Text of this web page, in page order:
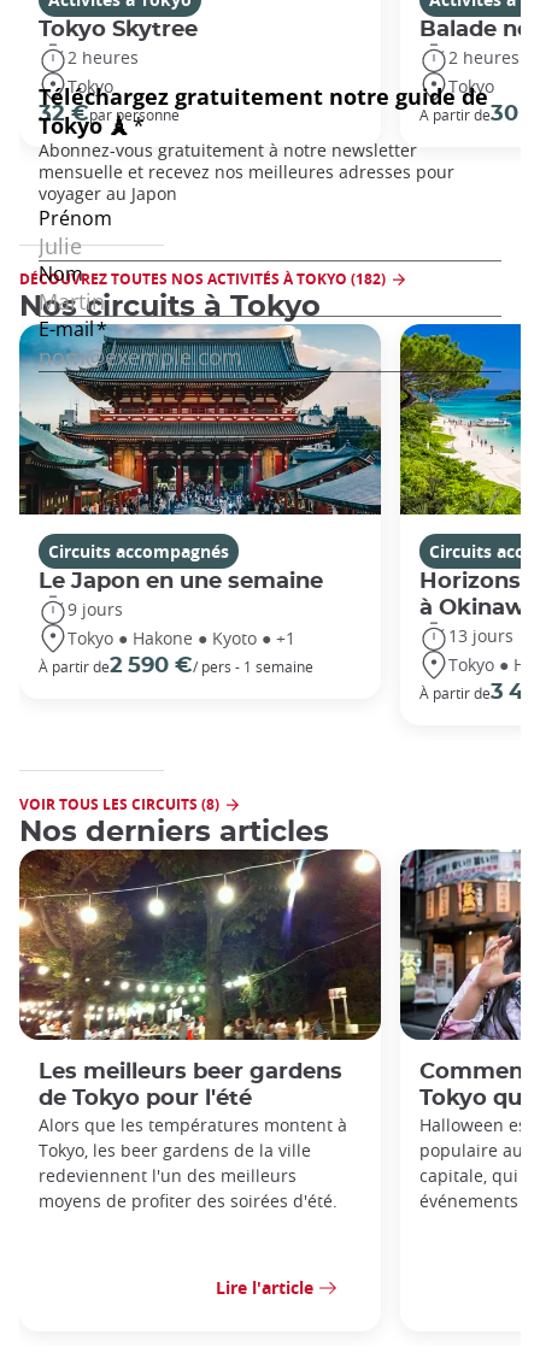
Tokyo Skytree
2 heures
Tokyo
32 €par personne
Balade
2 heures
Tokyo
A partir de30
DÉCOUVREZ TOUTES NOS ACTIVITÉS À TOKYO (182)
Nos circuits à Tokyo
Circuits accompagnés
Le Japon en une semaine
9 jours
Tokyo ● Hakone ● Kyoto ● +1
À partir de2 590 €/ pers - 1 semaine
Circuits
Horizons
à Okinawa
13 jours
Tokyo ●
À partir de3
VOIR TOUS LES CIRCUITS (8)
Nos derniers articles
Les meilleurs beer gardens
de Tokyo pour l'été
Alors que les températures montent à
Tokyo, les beer gardens de la ville
redeviennent l'un des meilleurs
moyens de profiter des soirées d'été.
Lire l'article
Comment
Tokyo
Halloween
populaire au
capitale, qui
événements